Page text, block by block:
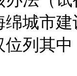
城市
列其